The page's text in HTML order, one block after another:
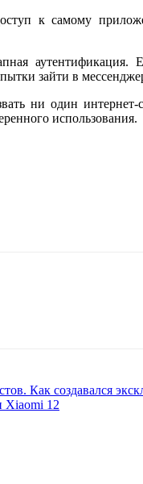
к самому
зайти в
ни один
использования.
Как создавался
Xiaomi 12